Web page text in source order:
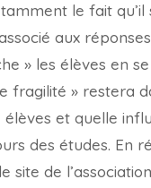
le fait qu’il
aux
» les élèves en
fragilité » restera
élèves et quelle
des études. En
site de